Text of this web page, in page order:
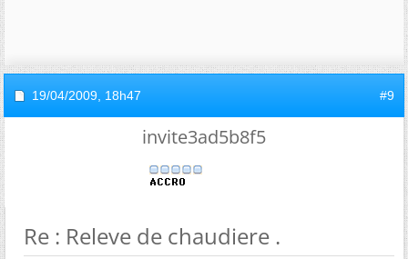
19/04/2009, 18h47 #9
invite3ad5b8f5
Re : Releve de chaudiere .